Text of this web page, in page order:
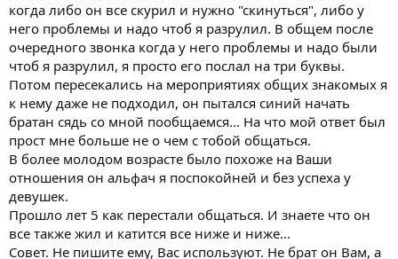
для меня всем и он меня любил. В итоге, его больше нет, я ещё
подросток теряю свою опору жизни и любовь. Дальше у меня
появляется своя квартира, т. к. продаётся отцовская(считаю, что
с этим несказанно повезло, вот так вот из-за смерти близкого,
что-то получаешь в жизни и получается благодарность ему
что умер? Какой-то сюрреализм, но не суть). Я живу один.
Думал тогда буду жить один, сразу кучу девушек себе приведу,
ага нихрена. Также всегда страдал мастурбацией, ну вот дрочу
да, и не стесняюсь. Такой вот я. Вообщем о чем это я:
Зависимость.В универе долблю шишки, гар, как-то раз бахнул
скорость, пипец выхода были, понял, что это прям точно
НАРКОТА. А то что я люблю, вот эти плюшечки, да они
безобидны, не страшно. Веселье, смех, залипаю за компом,
дрочу, ищу девчушек. Иногда секс, но не отношения, не
завязывается. Секс редко. Одной нету, все разные. Любви не
когда либо он все скурил и нужно "скинуться", либо у
него проблемы и надо чтоб я разрулил. В общем после
очередного звонка когда у него проблемы и надо были
чтоб я разрулил, я просто его послал на три буквы.
Потом пересекались на мероприятиях общих знакомых я
к нему даже не подходил, он пытался синий начать
братан сядь со мной пообщаемся... На что мой ответ был
прост мне больше не о чем с тобой общаться.
В более молодом возрасте было похоже на Ваши
отношения он альфач я поспокойней и без успеха у
девушек.
Прошло лет 5 как перестали общаться. И знаете что он
все также жил и катится все ниже и ниже...
Совет. Не пишите ему, Вас используют. Не брат он Вам, а